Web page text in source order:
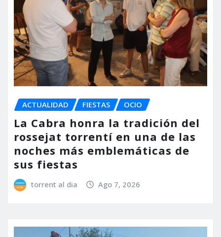
ACTUALIDAD FIESTAS OCIO
La Cabra honra la tradición del
rossejat torrentí en una de las
noches más emblemáticas de
sus fiestas
torrent al dia Ago 7, 2026